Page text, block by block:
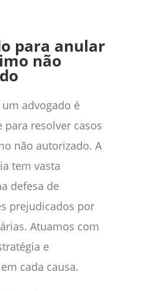
para anular
não
advogado é
para resolver casos
não autorizado. A
tem vasta
defesa de
prejudicados por
Atuamos com
e
cada causa.